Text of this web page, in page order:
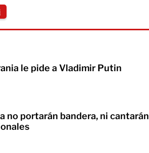
le pide a Vladimir Putin
no portarán bandera, ni cantarán